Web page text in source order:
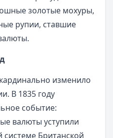
золотые мохуры,
рупии, ставшие
изменило
В 1835 году
событие:
валюты уступили
Британской